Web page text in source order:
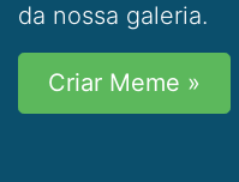
da nossa galeria.
Criar Meme »